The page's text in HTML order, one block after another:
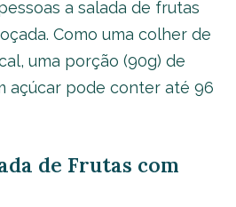
a salada de frutas
Como uma colher de
uma porção (90g) de
açúcar pode conter até 96
de Frutas com